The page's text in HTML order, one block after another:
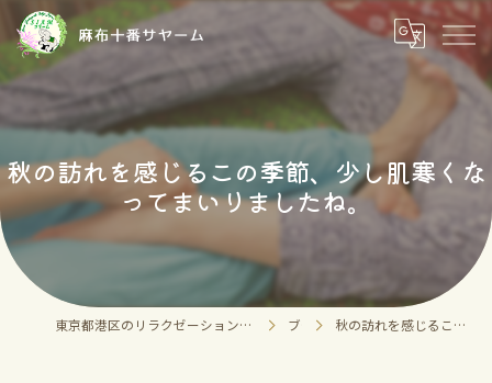
秋の訪れを感じるこの季節、少し肌寒くな
ってまいりましたね。
東京都港区のリラクゼーションならタイチェンマイ式マッサージ 麻布十番サヤーム 麻布十番店 ブログ 秋の訪れを感じるこの季節、少し肌寒くなってまいりましたね。